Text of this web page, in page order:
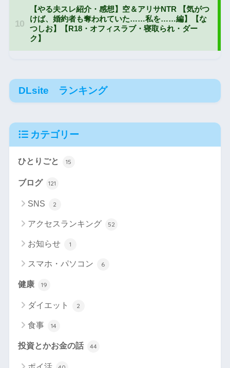
DLsite ランキング
カテゴリー
ひとりごと 15
ブログ 121
SNS 2
アクセスランキング 52
お知らせ 1
スマホ・パソコン 6
健康 19
ダイエット 2
食事 14
投資とかお金の話 44